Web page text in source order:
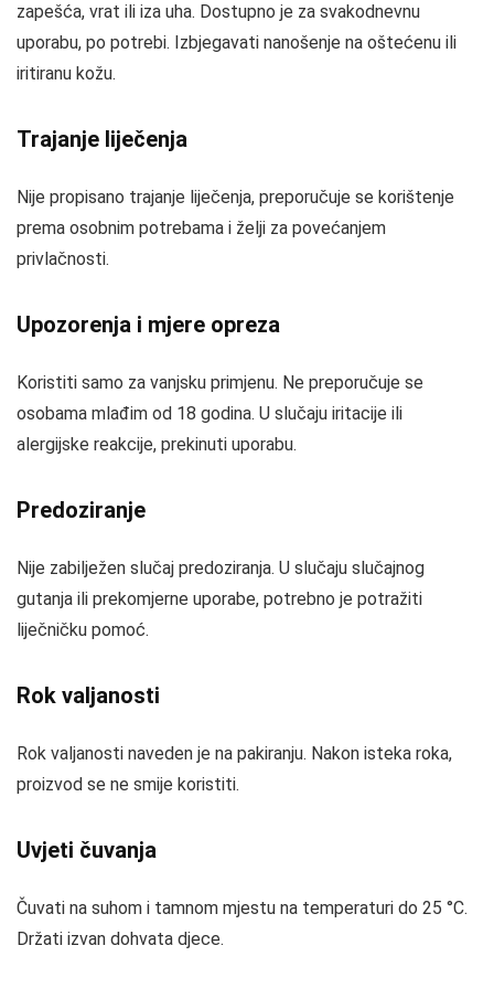
zapešća, vrat ili iza uha. Dostupno je za svakodnevnu
uporabu, po potrebi. Izbjegavati nanošenje na oštećenu ili
iritiranu kožu.
Trajanje liječenja
Nije propisano trajanje liječenja, preporučuje se korištenje
prema osobnim potrebama i želji za povećanjem
privlačnosti.
Upozorenja i mjere opreza
Koristiti samo za vanjsku primjenu. Ne preporučuje se
osobama mlađim od 18 godina. U slučaju iritacije ili
alergijske reakcije, prekinuti uporabu.
Predoziranje
Nije zabilježen slučaj predoziranja. U slučaju slučajnog
gutanja ili prekomjerne uporabe, potrebno je potražiti
liječničku pomoć.
Rok valjanosti
Rok valjanosti naveden je na pakiranju. Nakon isteka roka,
proizvod se ne smije koristiti.
Uvjeti čuvanja
Čuvati na suhom i tamnom mjestu na temperaturi do 25 °C.
Držati izvan dohvata djece.